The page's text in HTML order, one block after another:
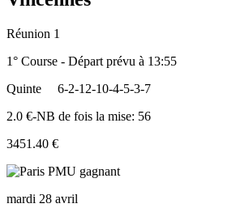
Réunion 1
1° Course - Départ prévu à 13:55
Quinte
6-2-12-10-4-5-3-7
2.0 €-NB de fois la mise: 56
3451.40 €
mardi 28 avril